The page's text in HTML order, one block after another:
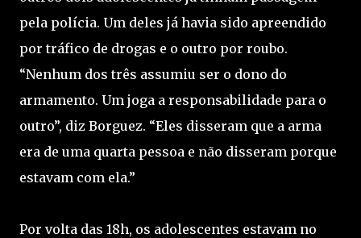
pela polícia. Um deles já havia sido apreendido
por tráfico de drogas e o outro por roubo.
“Nenhum dos três assumiu ser o dono do
armamento. Um joga a responsabilidade para o
outro”, diz Borguez. “Eles disseram que a arma
era de uma quarta pessoa e não disseram porque
estavam com ela.”
Por volta das 18h, os adolescentes estavam no